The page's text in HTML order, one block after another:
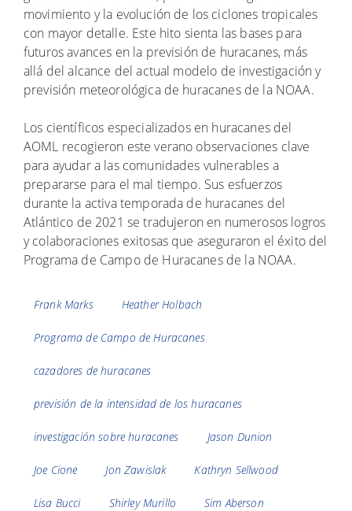
movimiento y la evolución de los ciclones tropicales
con mayor detalle. Este hito sienta las bases para
futuros avances en la previsión de huracanes, más
allá del alcance del actual modelo de investigación y
previsión meteorológica de huracanes de la NOAA.
Los científicos especializados en huracanes del
AOML recogieron este verano observaciones clave
para ayudar a las comunidades vulnerables a
prepararse para el mal tiempo. Sus esfuerzos
durante la activa temporada de huracanes del
Atlántico de 2021 se tradujeron en numerosos logros
y colaboraciones exitosas que aseguraron el éxito del
Programa de Campo de Huracanes de la NOAA.
Etiquetas
Frank Marks Heather Holbach
Programa de Campo de Huracanes
cazadores de huracanes
previsión de la intensidad de los huracanes
investigación sobre huracanes Jason Dunion
Joe Cione Jon Zawislak Kathryn Sellwood
Lisa Bucci Shirley Murillo Sim Aberson